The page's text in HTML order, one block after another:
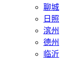
聊城
日照
滨州
德州
临沂